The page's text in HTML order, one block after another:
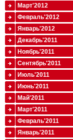
Март'2012
Февраль'2012
Январь'2012
Декабрь'2011
Ноябрь'2011
Сентябрь'2011
Июль'2011
Июнь'2011
Май'2011
Март'2011
Февраль'2011
Январь'2011